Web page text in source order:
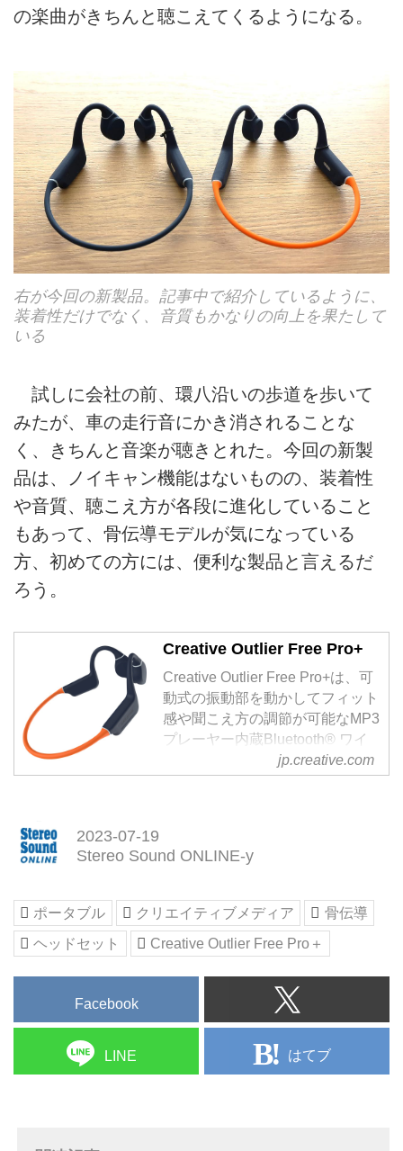
の楽曲がきちんと聴こえてくるようになる。
右が今回の新製品。記事中で紹介しているように、
装着性だけでなく、音質もかなりの向上を果たして
いる
試しに会社の前、環八沿いの歩道を歩いて
みたが、車の走行音にかき消されることな
く、きちんと音楽が聴きとれた。今回の新製
品は、ノイキャン機能はないものの、装着性
や音質、聴こえ方が各段に進化していること
もあって、骨伝導モデルが気になっている
方、初めての方には、便利な製品と言えるだ
ろう。
Creative Outlier Free Pro+
Creative Outlier Free Pro+は、可
動式の振動部を動かしてフィット
感や聞こえ方の調節が可能なMP3
プレーヤー内蔵Bluetooth® ワイ
ヤレス ボーンコンダクション ヘ
ッドホンです。骨伝導によって耳
音楽をお楽しみ頂けます。8GBメ
ヘッドホン単体利用も可能、IPX8
防水性能を備え、ワイヤレス伝送
による遅延を改善するローレイテ
jp.creative.com
2023-07-19
Stereo Sound ONLINE-y
ポータブル クリエイティブメディア
骨伝導
ヘッドセット
Creative Outlier Free Pro＋
Facebook
LINE はてブ